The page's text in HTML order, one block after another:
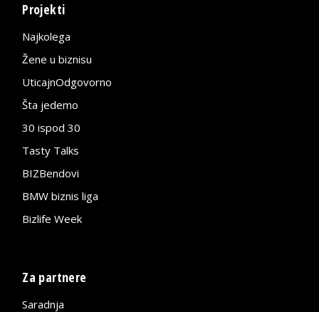
Projekti
Najkolega
Žene u biznisu
UticajnOdgovorno
Šta jedemo
30 ispod 30
Tasty Talks
BIZBendovi
BMW biznis liga
Bizlife Week
Za partnere
Saradnja